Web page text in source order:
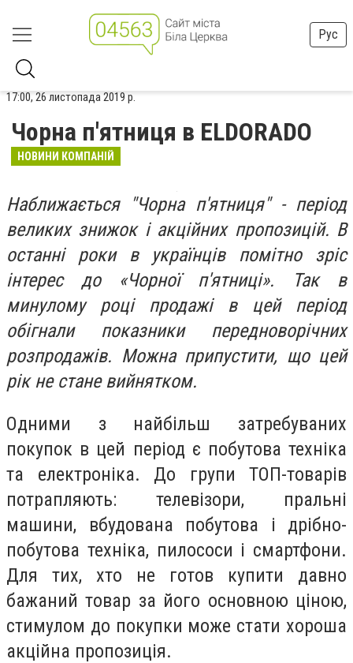
Рус
17:00, 26 листопада 2019 р.
Чорна п'ятниця в ELDORADO
НОВИНИ КОМПАНІЙ
Наближається "Чорна п'ятниця" - період
великих знижок і акційних пропозицій. В
останні роки в українців помітно зріс
інтерес до «Чорної п'ятниці». Так в
минулому році продажі в цей період
обігнали показники передноворічних
розпродажів. Можна припустити, що цей
рік не стане вийнятком.
Одними з найбільш затребуваних
покупок в цей період є побутова техніка
та електроніка. До групи ТОП-товарів
потрапляють: телевізори, пральні
машини, вбудована побутова і дрібно-
побутова техніка, пилососи і смартфони.
Для тих, хто не готов купити давно
бажаний товар за його основною ціною,
стимулом до покупки може стати хороша
акційна пропозиція.